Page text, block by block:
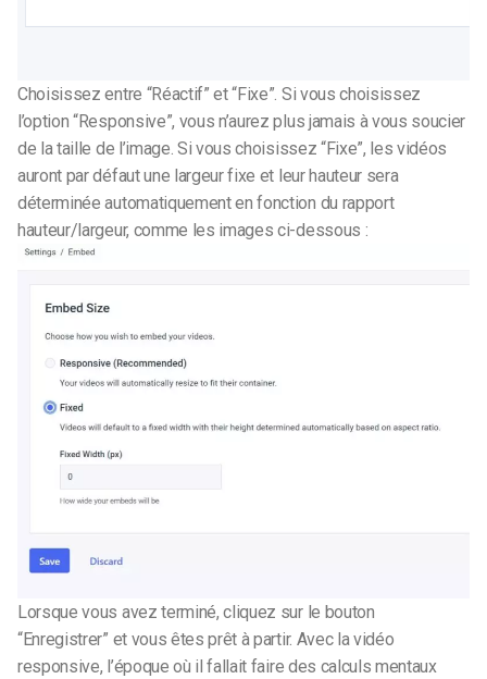
Choisissez entre “Réactif” et “Fixe”. Si vous choisissez
l’option “Responsive”, vous n’aurez plus jamais à vous soucier
de la taille de l’image. Si vous choisissez “Fixe”, les vidéos
auront par défaut une largeur fixe et leur hauteur sera
déterminée automatiquement en fonction du rapport
hauteur/largeur, comme les images ci-dessous :
Lorsque vous avez terminé, cliquez sur le bouton
“Enregistrer” et vous êtes prêt à partir. Avec la vidéo
responsive, l’époque où il fallait faire des calculs mentaux